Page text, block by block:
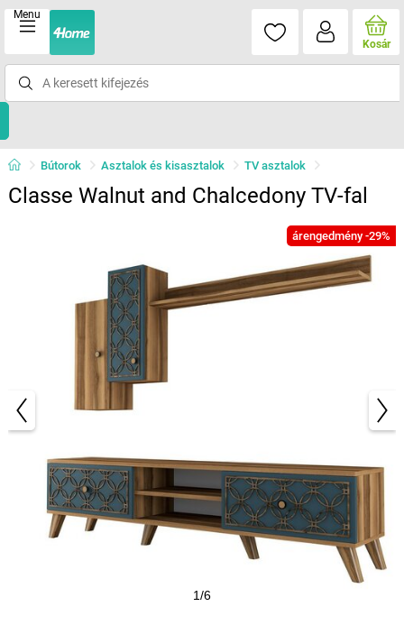
Menu
Kosár
Bútorok Asztalok és kisasztalok TV asztalok
Classe Walnut and Chalcedony TV-fal
árengedmény -29%
1/6